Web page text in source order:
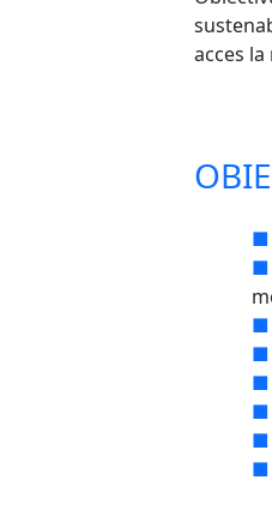
acces
■
■
■
■
■
■
■
■